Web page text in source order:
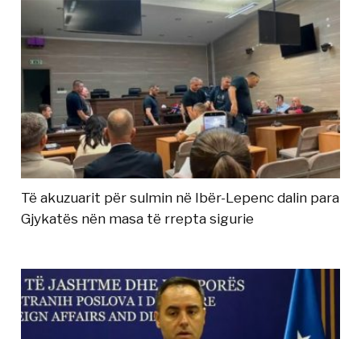
Të akuzuarit për sulmin në Ibër-Lepenc dalin para
Gjykatës nën masa të rrepta sigurie